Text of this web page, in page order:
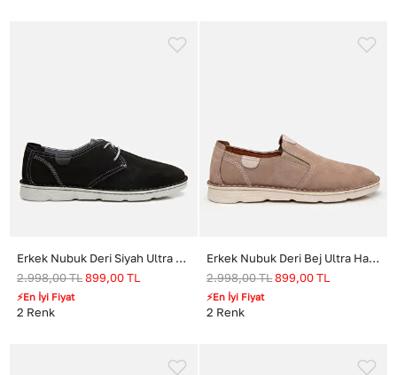
Erkek Nubuk Deri Siyah Ultra Hafif Tabanlı Günlük Ayakkabı
2.998,00TL 899,00 TL
⚡En İyi Fiyat
2 Renk
Erkek Nubuk Deri Bej Ultra Hafif Tabanlı Günlük Ayakkabı
2.998,00TL899,00 TL
⚡En İyi Fiyat
2 Renk